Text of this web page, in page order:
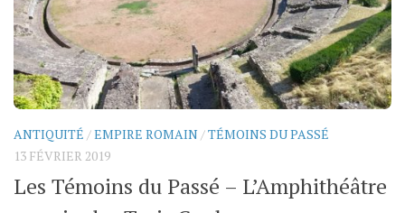
ANTIQUITÉ /EMPIRE ROMAIN /TÉMOINS DU PASSÉ
13 FÉVRIER 2019
Les Témoins du Passé – L’Amphithéâtre